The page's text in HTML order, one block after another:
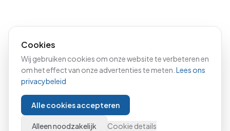
Cookies
Wij gebruiken cookies om onze website te verbeteren en
om het effect van onze advertenties te meten. Lees ons
privacybeleid
Alle cookies accepteren
Alleen noodzakelijk Cookie details